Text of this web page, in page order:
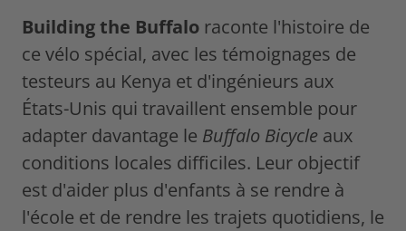
Building the Buffalo raconte l'histoire de
ce vélo spécial, avec les témoignages de
testeurs au Kenya et d'ingénieurs aux
États-Unis qui travaillent ensemble pour
adapter davantage le Buffalo Bicycle aux
conditions locales difficiles. Leur objectif
est d'aider plus d'enfants à se rendre à
l'école et de rendre les trajets quotidiens, le